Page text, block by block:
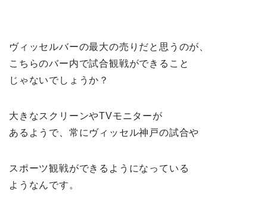
ヴィッセルバーの最大の売りだと思うのが、
こちらのバー内で試合観戦ができること
じゃないでしょうか？
大きなスクリーンやTVモニターが
あるようで、常にヴィッセル神戸の試合や
スポーツ観戦ができるようになっている
ようなんです。